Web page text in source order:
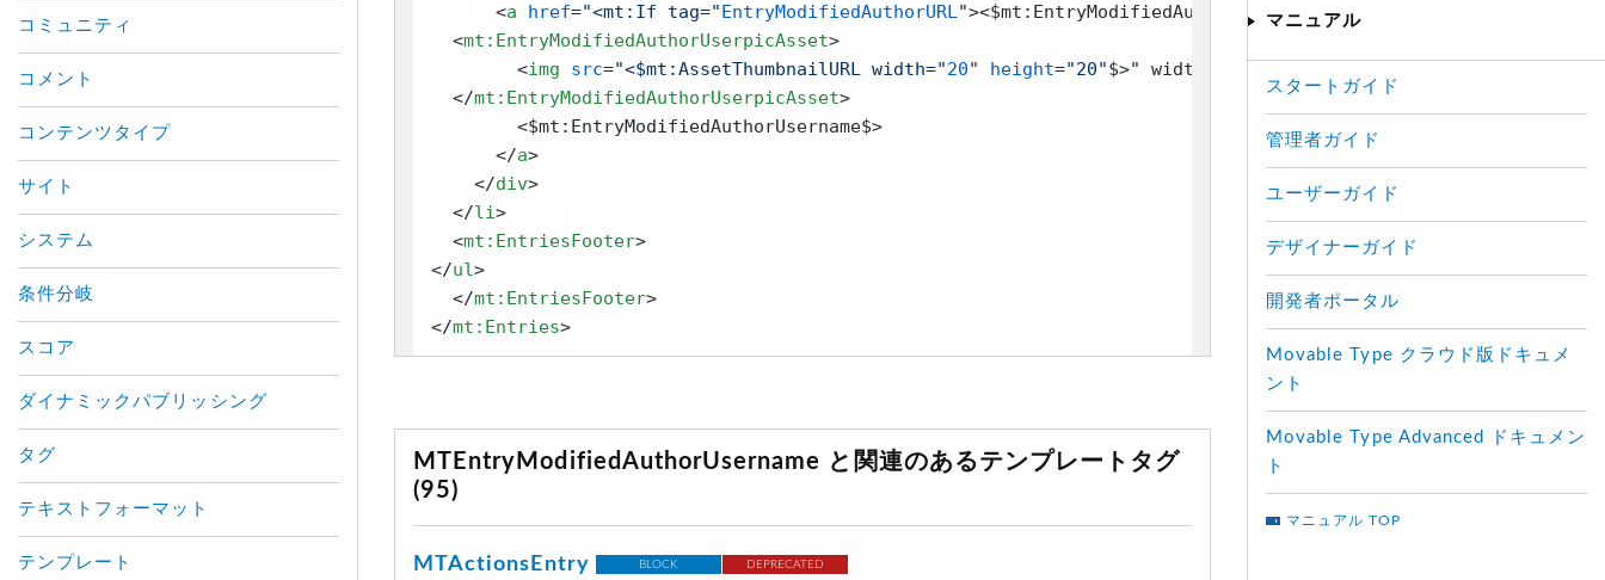
<a href="<mt:If tag="EntryModifiedAuthorURL"><$mt:EntryModifiedAuthorURL$>< mt:Else
<mt:EntryModifiedAuthorUserpicAsset>
<img src="<$mt:AssetThumbnailURL width="20" height="20"$>" width="20" height="20" />
</mt:EntryModifiedAuthorUserpicAsset>
        <$mt:EntryModifiedAuthorUsername$>
</a>
</div>
</li>
<mt:EntriesFooter>
</ul>
</mt:EntriesFooter>
</mt:Entries>
MTEntryModifiedAuthorUsername と関連のあるテンプレートタグ
(95)
MTActionsEntry BLOCK DEPRECATED
コミュニティ
コメント
コンテンツタイプ
サイト
システム
条件分岐
スコア
ダイナミックパブリッシング
タグ
テキストフォーマット
テンプレート
マニュアル
スタートガイド
管理者ガイド
ユーザーガイド
デザイナーガイド
開発者ポータル
Movable Type クラウド版ドキュメ
ント
Movable Type Advanced ドキュメン
ト
マニュアル TOP